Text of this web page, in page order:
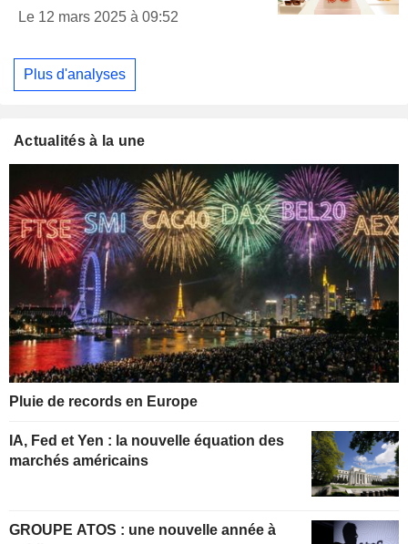
Le 12 mars 2025 à 09:52
Plus d'analyses
Actualités à la une
Pluie de records en Europe
IA, Fed et Yen : la nouvelle équation des
marchés américains
GROUPE ATOS : une nouvelle année à